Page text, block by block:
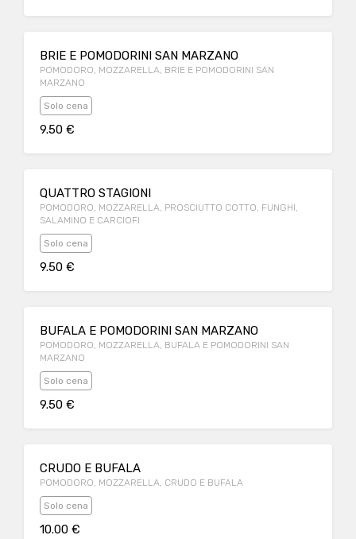
BRIE E POMODORINI SAN MARZANO
POMODORO, MOZZARELLA, BRIE E POMODORINI SAN
MARZANO
Solo cena
9.50 €
QUATTRO STAGIONI
POMODORO, MOZZARELLA, PROSCIUTTO COTTO, FUNGHI,
SALAMINO E CARCIOFI
Solo cena
9.50 €
BUFALA E POMODORINI SAN MARZANO
POMODORO, MOZZARELLA, BUFALA E POMODORINI SAN
MARZANO
Solo cena
9.50 €
CRUDO E BUFALA
POMODORO, MOZZARELLA, CRUDO E BUFALA
Solo cena
10.00 €